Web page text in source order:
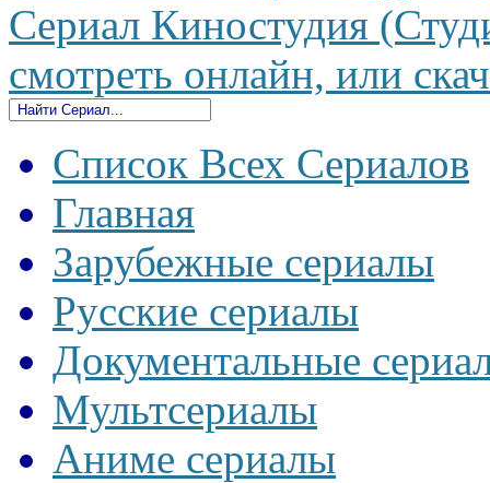
Сериал Киностудия
смотреть онлайн, или
Список Всех Сериалов
Главная
Зарубежные сериалы
Русские сериалы
Документальные
Мультсериалы
Аниме сериалы